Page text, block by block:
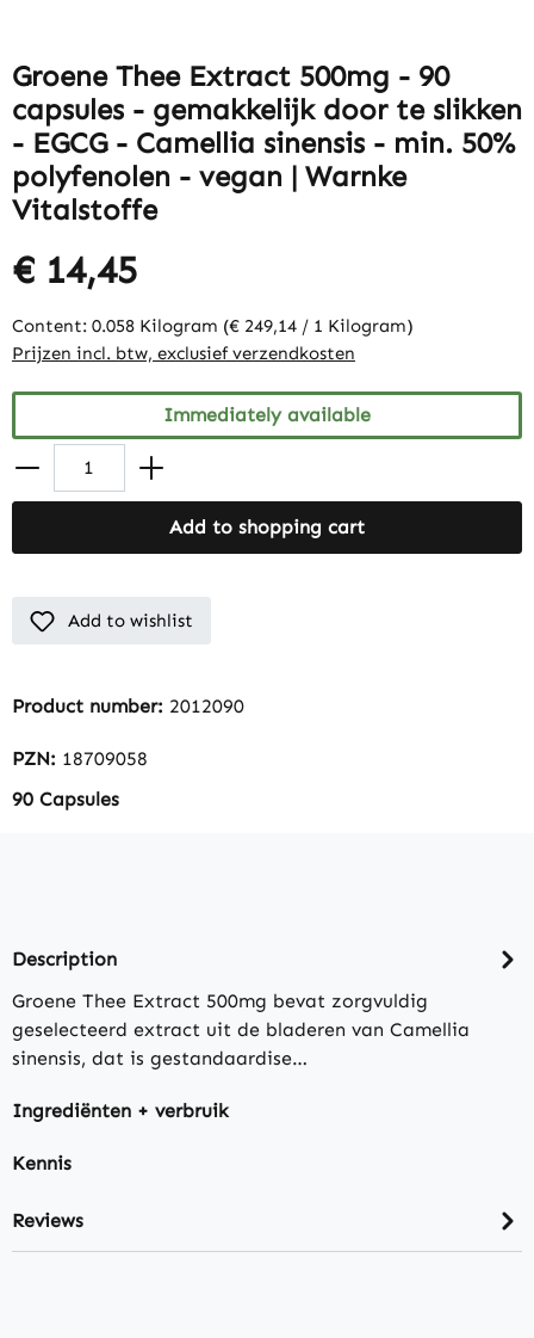
Groene Thee Extract 500mg - 90
capsules - gemakkelijk door te slikken
- EGCG - Camellia sinensis - min. 50%
polyfenolen - vegan | Warnke
Vitalstoffe
€ 14,45
Content: 0.058 Kilogram (€ 249,14 / 1 Kilogram)
Prijzen incl. btw, exclusief verzendkosten
Immediately available
Add to shopping cart
Add to wishlist
Product number: 2012090
PZN: 18709058
90 Capsules
Description
Groene Thee Extract 500mg bevat zorgvuldig
geselecteerd extract uit de bladeren van Camellia
sinensis, dat is gestandaardise…
Ingrediënten + verbruik
Kennis
Reviews